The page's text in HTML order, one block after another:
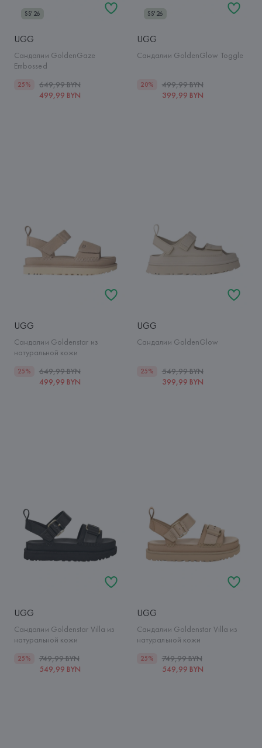
SS'26
UGG
Сандалии GoldenGaze
Embossed
25%
649,99 BYN
499,99 BYN
SS'26
UGG
Сандалии GoldenGlow Toggle
20%
499,99 BYN
399,99 BYN
UGG
Сандалии Goldenstar из
натуральной кожи
25%
649,99 BYN
499,99 BYN
UGG
Сандалии GoldenGlow
25%
549,99 BYN
399,99 BYN
UGG
Сандалии Goldenstar Villa из
натуральной кожи
25%
749,99 BYN
549,99 BYN
UGG
Сандалии Goldenstar Villa из
натуральной кожи
25%
749,99 BYN
549,99 BYN